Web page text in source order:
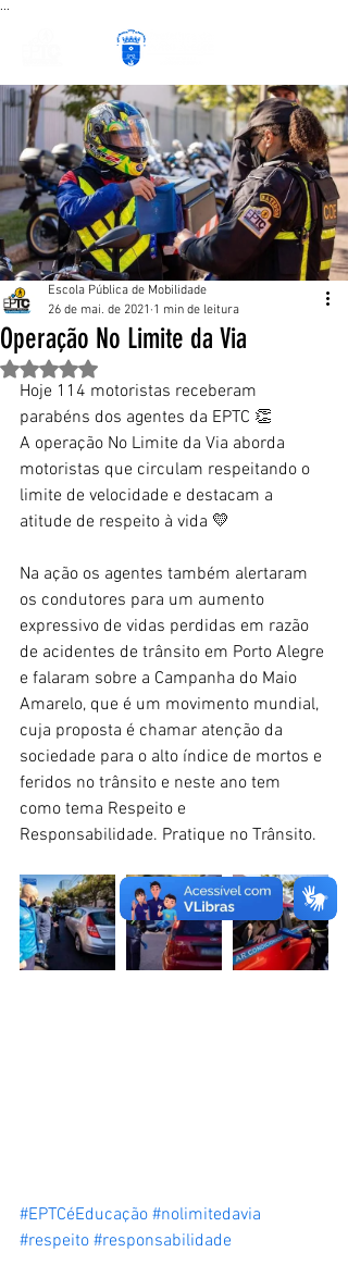
Operação No Limite da Via
Escola Pública de Mobilidade
26 de mai. de 2021 1 min de leitura
Avaliado com NaN de 5 estrelas.
Hoje 114 motoristas receberam
parabéns dos agentes da EPTC 👏
A operação No Limite da Via aborda
motoristas que circulam respeitando o
limite de velocidade e destacam a
atitude de respeito à vida 💛
Na ação os agentes também alertaram
os condutores para um aumento
expressivo de vidas perdidas em razão
de acidentes de trânsito em Porto Alegre
e falaram sobre a Campanha do Maio
Amarelo, que é um movimento mundial,
cuja proposta é chamar atenção da
sociedade para o alto índice de mortos e
feridos no trânsito e neste ano tem
como tema Respeito e
Responsabilidade. Pratique no Trânsito.
#EPTCéEducação #nolimitedavia
#respeito #responsabilidade